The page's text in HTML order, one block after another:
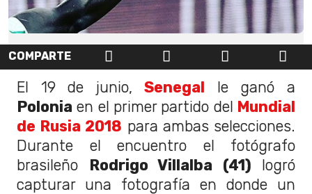
COMPARTE
El 19 de junio,Senegal le ganó a
Polonia en el primer partido del Mundial
de Rusia 2018 para ambas selecciones.
Durante el encuentro el fotógrafo
brasileño Rodrigo Villalba (41) logró
capturar una fotografía en donde un